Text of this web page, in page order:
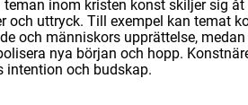
teman inom kristen konst skiljer sig
och uttryck. Till exempel kan temat
och människors upprättelse,
nya början och hopp.
intention och budskap.